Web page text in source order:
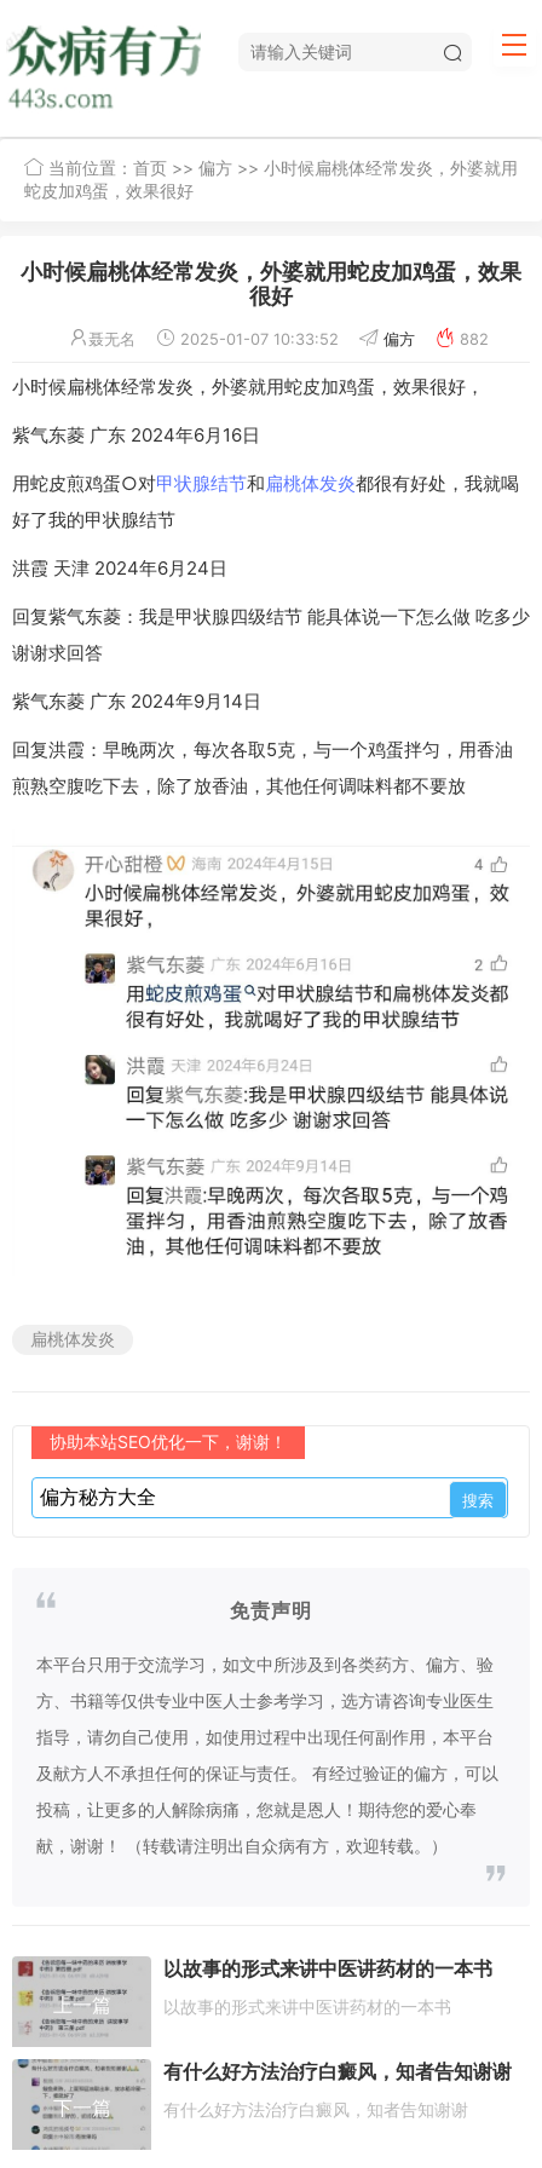
当前位置： 首页 >> 偏方 >> 小时候扁桃体经常发炎，外婆就用
蛇皮加鸡蛋，效果很好
小时候扁桃体经常发炎，外婆就用蛇皮加鸡蛋，效果
很好
聂无名 2025-01-07 10:33:52 偏方 882
小时候扁桃体经常发炎，外婆就用蛇皮加鸡蛋，效果很好，
紫气东菱 广东 2024年6月16日
用蛇皮煎鸡蛋○对甲状腺结节和扁桃体发炎都很有好处，我就喝
好了我的甲状腺结节
洪霞 天津 2024年6月24日
回复紫气东菱：我是甲状腺四级结节 能具体说一下怎么做 吃多少
谢谢求回答
紫气东菱 广东 2024年9月14日
回复洪霞：早晚两次，每次各取5克，与一个鸡蛋拌匀，用香油
煎熟空腹吃下去，除了放香油，其他任何调味料都不要放
扁桃体发炎
协助本站SEO优化一下，谢谢！
免责声明
本平台只用于交流学习，如文中所涉及到各类药方、偏方、验
方、书籍等仅供专业中医人士参考学习，选方请咨询专业医生
指导，请勿自己使用，如使用过程中出现任何副作用，本平台
及献方人不承担任何的保证与责任。 有经过验证的偏方，可以
投稿，让更多的人解除病痛，您就是恩人！期待您的爱心奉
献，谢谢！ （转载请注明出自众病有方，欢迎转载。）
上一篇
以故事的形式来讲中医讲药材的一本书
以故事的形式来讲中医讲药材的一本书
下一篇
有什么好方法治疗白癜风，知者告知谢谢
有什么好方法治疗白癜风，知者告知谢谢